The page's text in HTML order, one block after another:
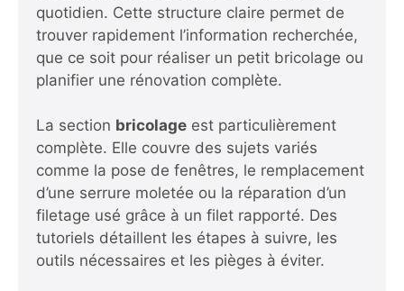
quotidien. Cette structure claire permet de
trouver rapidement l’information recherchée,
que ce soit pour réaliser un petit bricolage ou
planifier une rénovation complète.
La section bricolage est particulièrement
complète. Elle couvre des sujets variés
comme la pose de fenêtres, le remplacement
d’une serrure moletée ou la réparation d’un
filetage usé grâce à un filet rapporté. Des
tutoriels détaillent les étapes à suivre, les
outils nécessaires et les pièges à éviter.